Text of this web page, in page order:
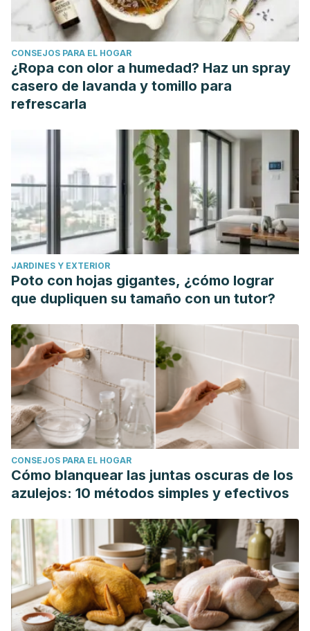
United States Environmental Protection Agency. Guía para
el control de la humedad en el diseño, la construcción y
mantenimiento de edificaciones [Internet]. Estados Unidos:
U.S. Environmental Protection Agency; 2016 [citado 04 de
mayo de 2021]
CONSEJOS PARA EL HOGAR
¿Ropa con olor a humedad? Haz un spray
casero de lavanda y tomillo para
refrescarla
JARDINES Y EXTERIOR
Poto con hojas gigantes, ¿cómo lograr
que dupliquen su tamaño con un tutor?
CONSEJOS PARA EL HOGAR
Cómo blanquear las juntas oscuras de los
azulejos: 10 métodos simples y efectivos